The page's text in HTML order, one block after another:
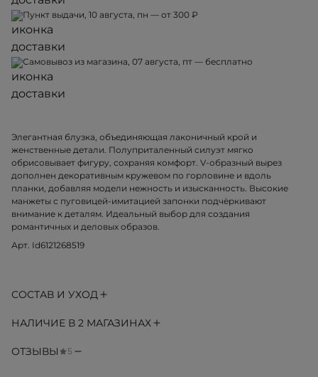
Пункт выдачи, 10 августа, пн — от 300 ₽
Самовывоз из магазина, 07 августа, пт — бесплатно
Элегантная блузка, объединяющая лаконичный крой и
женственные детали. Полуприталенный силуэт мягко
обрисовывает фигуру, сохраняя комфорт. V-образный вырез
дополнен декоративным кружевом по горловине и вдоль
планки, добавляя модели нежность и изысканность. Высокие
манжеты с пуговицей-имитацией запонки подчёркивают
внимание к деталям. Идеальный выбор для создания
романтичных и деловых образов.
Арт. Id6121268519
СОСТАВ И УХОД
НАЛИЧИЕ В 2 МАГАЗИНАХ
ОТЗЫВЫ 5